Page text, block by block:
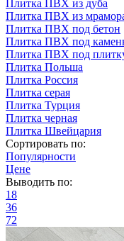
Плитка ПВХ из дуба
Плитка ПВХ из
Плитка ПВХ под бетон
Плитка ПВХ под
Плитка ПВХ под
Плитка Польша
Плитка Россия
Плитка серая
Плитка Турция
Плитка черная
Плитка Швейцария
Сортировать по:
Популярности
Цене
Выводить по:
18
36
72